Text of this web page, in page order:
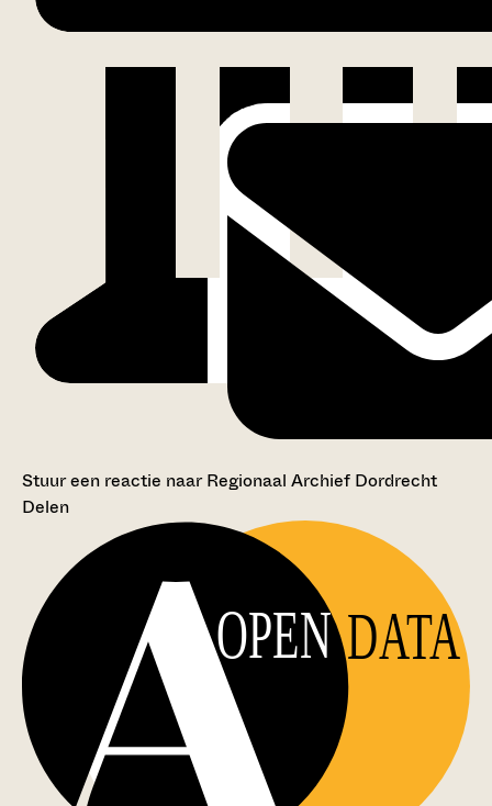
Stuur een reactie naar Regionaal Archief Dordrecht
Delen
OPEN DATA